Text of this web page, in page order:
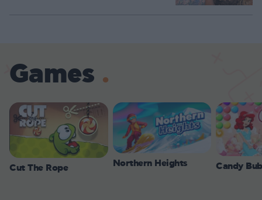
Games
Cut The Rope Northern Heights Candy